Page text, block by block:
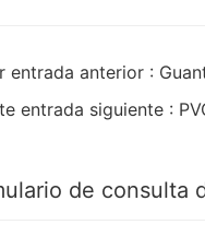
entrada anterior :
entrada siguiente :
de consulta